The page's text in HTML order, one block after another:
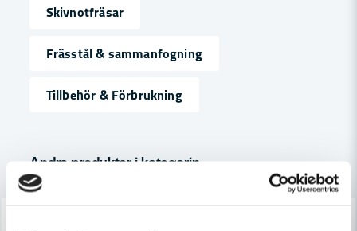
Namn
email
Skivnotfräsar
Frässtål & sammanfogning
Tillbehör & Förbrukning
Andra produkter i kategorin